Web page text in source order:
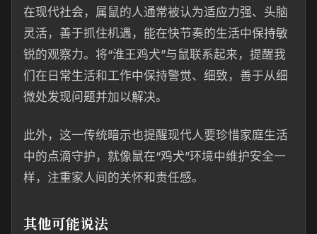
在现代社会，属鼠的人通常被认为适应力强、头脑
灵活，善于抓住机遇，能在快节奏的生活中保持敏
锐的观察力。将“淮王鸡犬”与鼠联系起来，提醒我
们在日常生活和工作中保持警觉、细致，善于从细
微处发现问题并加以解决。
此外，这一传统暗示也提醒现代人要珍惜家庭生活
中的点滴守护，就像鼠在“鸡犬”环境中维护安全一
样，注重家人间的关怀和责任感。
其他可能说法